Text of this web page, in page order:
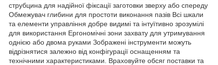
струбцина для надійної фіксації заготовки зверху або спереду
Обмежувач глибини для простоти виконання пазів Всі шкали
та елементи управління добре видимі та інтуїтивно зрозумілі
для використання Ергономічні зони захвату для утримування
однією або двома руками Зображені інструменти можуть
відрізнятися залежно від конфігурації оснащенням та
технічними характеристиками. Враховуйте обсяг поставки та